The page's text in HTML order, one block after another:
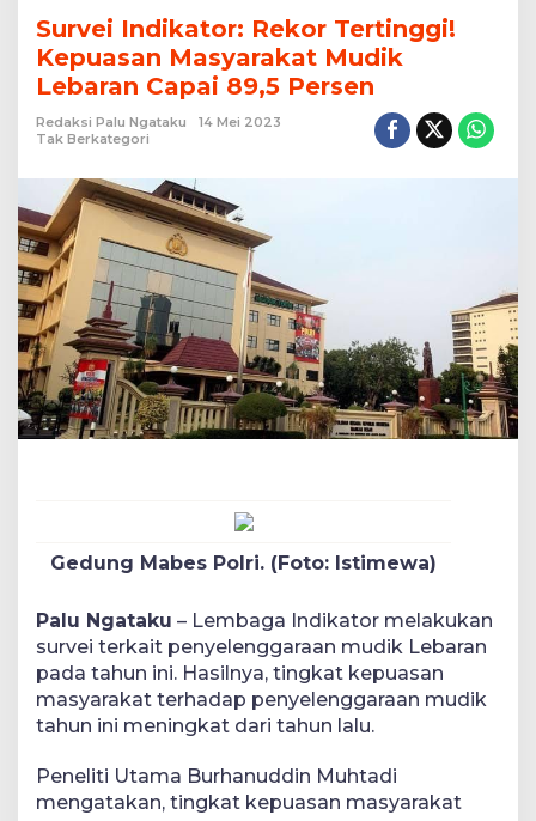
Rekor
Tertinggi!
Kepuasan
Masyarakat
Mudik
Survei Indikator: Rekor Tertinggi!
Kepuasan Masyarakat Mudik
Lebaran Capai 89,5 Persen
Redaksi Palu Ngataku
14 Mei 2023
Tak Berkategori
Gedung Mabes Polri. (Foto: Istimewa)
Palu Ngataku – Lembaga Indikator melakukan
survei terkait penyelenggaraan mudik Lebaran
pada tahun ini. Hasilnya, tingkat kepuasan
masyarakat terhadap penyelenggaraan mudik
tahun ini meningkat dari tahun lalu.
Peneliti Utama Burhanuddin Muhtadi
mengatakan, tingkat kepuasan masyarakat